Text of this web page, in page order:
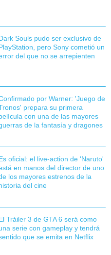
Souls pudo ser exclusivo de
pero Sony cometió un
del que no se arrepienten
por Warner: 'Juego de
prepara su primera
con una de las mayores
de la fantasía y dragones
oficial: el live-action de 'Naruto'
en manos del director de uno
los mayores estrenos de la
del cine
Tráiler 3 de GTA 6 será como
serie con gameplay y tendrá
que se emita en Netflix